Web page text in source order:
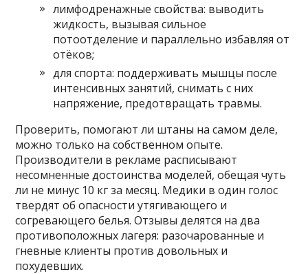
лимфодренажные свойства: выводить
жидкость, вызывая сильное
потоотделение и параллельно избавляя от
отёков;
для спорта: поддерживать мышцы после
интенсивных занятий, снимать с них
напряжение, предотвращать травмы.
Проверить, помогают ли штаны на самом деле,
можно только на собственном опыте.
Производители в рекламе расписывают
несомненные достоинства моделей, обещая чуть
ли не минус 10 кг за месяц. Медики в один голос
твердят об опасности утягивающего и
согревающего белья. Отзывы делятся на два
противоположных лагеря: разочарованные и
гневные клиенты против довольных и
похудевших.